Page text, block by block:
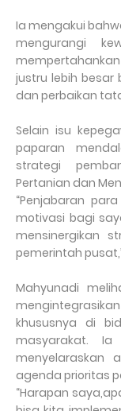
Ia mengakui
mengurangi
justru lebih besar
dan perbaikan
Selain isu
paparan
strategi
Pertanian dan
“Penjabaran
motivasi bagi
mensinergikan
pemerintah
Mahyunadi
khususnya di
masyarakat. Ia
menyelaraskan
agenda prioritas
“Harapan